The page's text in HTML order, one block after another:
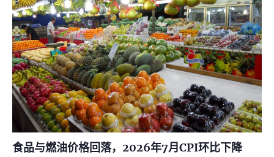
食品与燃油价格回落，2026年7月CPI环比下降